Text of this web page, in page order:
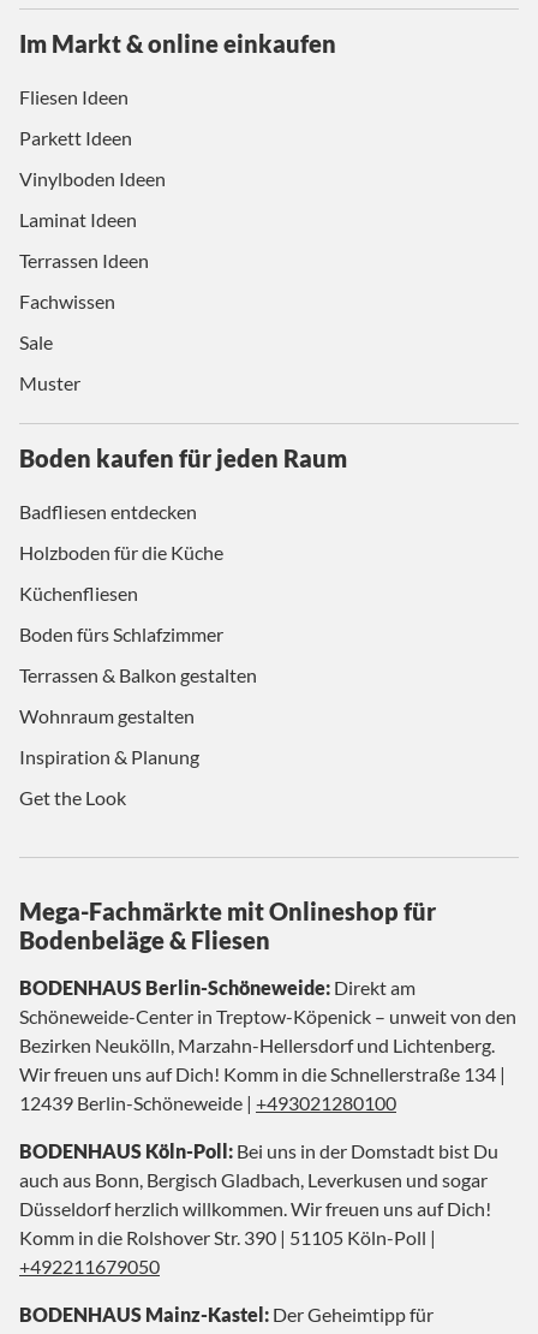
Im Markt & online einkaufen
Fliesen Ideen
Parkett Ideen
Vinylboden Ideen
Laminat Ideen
Terrassen Ideen
Fachwissen
Sale
Muster
Boden kaufen für jeden Raum
Badfliesen entdecken
Holzboden für die Küche
Küchenfliesen
Boden fürs Schlafzimmer
Terrassen & Balkon gestalten
Wohnraum gestalten
Inspiration & Planung
Get the Look
Mega-Fachmärkte mit Onlineshop für
Bodenbeläge & Fliesen
BODENHAUS Berlin-Schöneweide: Direkt am
Schöneweide-Center in Treptow-Köpenick – unweit von den
Bezirken Neukölln, Marzahn-Hellersdorf und Lichtenberg.
Wir freuen uns auf Dich! Komm in die Schnellerstraße 134 |
12439 Berlin-Schöneweide | +493021280100
BODENHAUS Köln-Poll: Bei uns in der Domstadt bist Du
auch aus Bonn, Bergisch Gladbach, Leverkusen und sogar
Düsseldorf herzlich willkommen. Wir freuen uns auf Dich!
Komm in die Rolshover Str. 390 | 51105 Köln-Poll |
+492211679050
BODENHAUS Mainz-Kastel: Der Geheimtipp für